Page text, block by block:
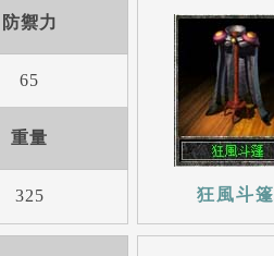
防禦力
65
重量
325 狂風斗篷